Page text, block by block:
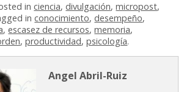
inciencia, divulgación,micropost,
inconocimiento, desempeño,
,escasez de recursos,memoria,
,productividad,psicología.
Angel Abril-Ruiz